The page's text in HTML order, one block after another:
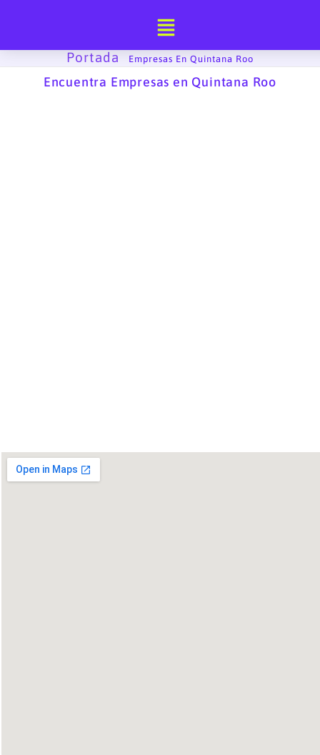
Portada
Empresas En Quintana Roo
Encuentra Empresas en Quintana Roo